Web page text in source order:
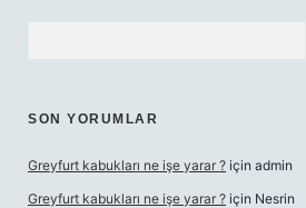
SON YORUMLAR
Greyfurt kabukları ne işe yarar ? için admin
Greyfurt kabukları ne işe yarar ? için Nesrin